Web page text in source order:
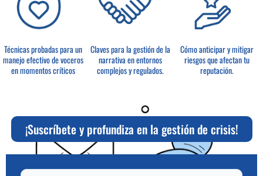
Técnicas probadas para un
manejo efectivo de voceros
en momentos críticos
Claves para la gestión de la
narrativa en entornos
complejos y regulados.
Cómo anticipar y mitigar
riesgos que afectan tu
reputación.
¡Suscríbete y profundiza en la gestión de crisis!